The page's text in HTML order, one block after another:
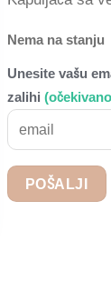
Nema na stanju
Unesite vašu
zalihi